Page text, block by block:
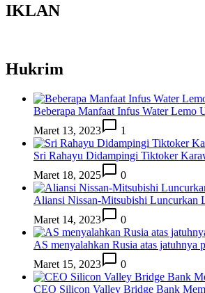
IKLAN
Hukrim
Beberapa Manfaat Infus Water Lemo
Maret 13, 2023
1
Sri Rahayu Didampingi Tiktoker
Maret 18, 2025
0
Aliansi Nissan-Mitsubishi Luncurkan
Maret 14, 2023
0
AS menyalahkan Rusia atas
Maret 15, 2023
0
CEO Silicon Valley Bridge Bank